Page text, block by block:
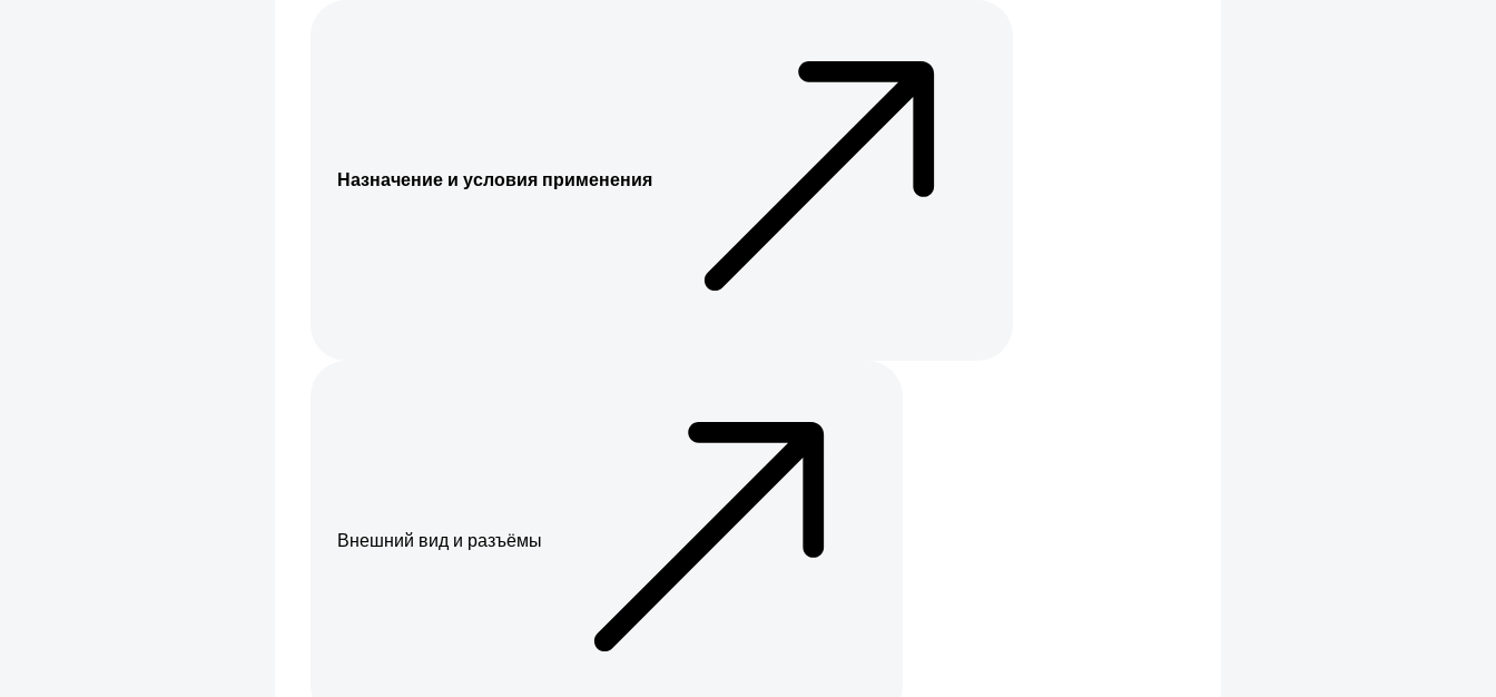
Назначение и условия применения
Внешний вид и разъёмы